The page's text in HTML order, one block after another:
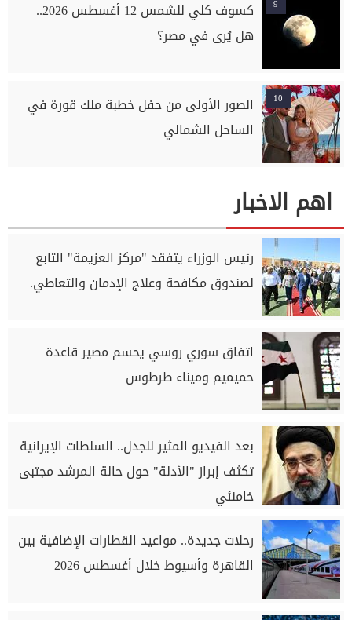
9
كسوف كلي للشمس 12 أغسطس 2026..
هل يُرى في مصر؟
10
الصور الأولى من حفل خطبة ملك قورة في
الساحل الشمالي
اهم الاخبار
رئيس الوزراء يتفقد "مركز العزيمة" التابع
لصندوق مكافحة وعلاج الإدمان والتعاطي.
اتفاق سوري روسي يحسم مصير قاعدة
حميميم وميناء طرطوس
بعد الفيديو المثير للجدل.. السلطات الإيرانية
تكثف إبراز "الأدلة" حول حالة المرشد مجتبى
خامنئي
رحلات جديدة.. مواعيد القطارات الإضافية بين
القاهرة وأسيوط خلال أغسطس 2026